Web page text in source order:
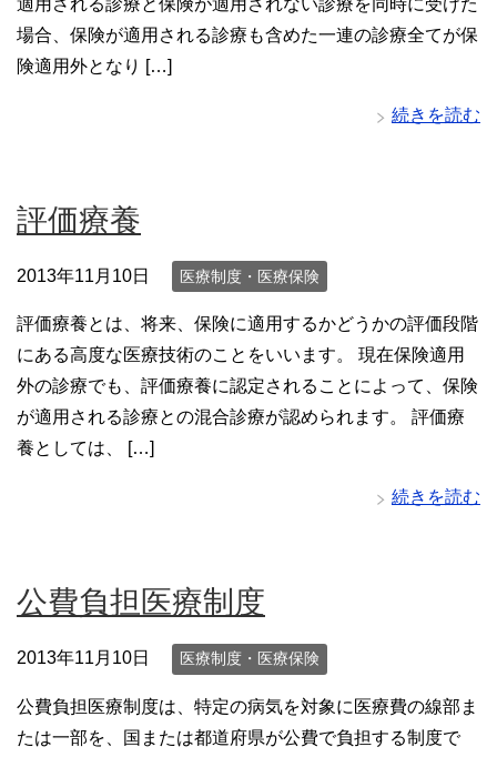
場合、保険が適用される診療も含めた一連の診療全てが保
険適用外となり […]
続きを読む
評価療養
2013年11月10日 医療制度・医療保険
評価療養とは、将来、保険に適用するかどうかの評価段階
にある高度な医療技術のことをいいます。 現在保険適用
外の診療でも、評価療養に認定されることによって、保険
が適用される診療との混合診療が認められます。 評価療
養としては、 […]
続きを読む
公費負担医療制度
2013年11月10日 医療制度・医療保険
公費負担医療制度は、特定の病気を対象に医療費の線部ま
たは一部を、国または都道府県が公費で負担する制度で